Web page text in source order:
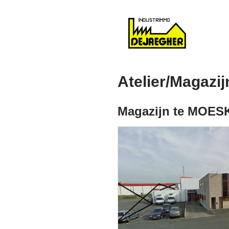
Atelier/
Magazijn te